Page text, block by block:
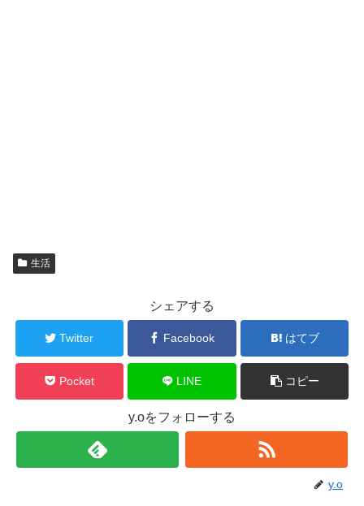
生活
シェアする
Twitter Facebook はてブ
Pocket LINE コピー
y.oをフォローする
y.o